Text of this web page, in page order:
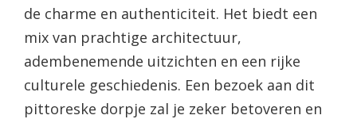
de charme en authenticiteit. Het biedt een
mix van prachtige architectuur,
adembenemende uitzichten en een rijke
culturele geschiedenis. Een bezoek aan dit
pittoreske dorpje zal je zeker betoveren en